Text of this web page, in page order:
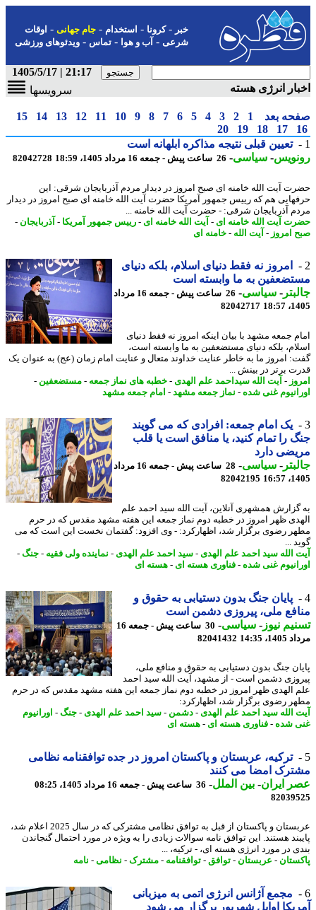
-کرونا-استخدام- جام جهانی-اوقات
شرعی-آب و هوا-تماس-ویدئوهای ورزشی
21:17 | 1405/5/17
انرژی هسته
سرویسها
بعد 1
2
3
4
5
6
7
8
9
10
11
12
13
14
15
17
18
19
20
تعیین قبلی نتیجه مذاکره ابلهانه است
-سیاسی-26 ساعت پیش - جمعه 16 مرداد 1405، 18:59 82042728
آیت الله خامنه ای صبح امروز در دیدار مردم آذربایجان شرقی: این
هم که رییس جمهور آمریکا حضرت آیت الله خامنه ای صبح امروز در دیدار
آذربایجان شرقی: - حضرت آیت الله خامنه ...
آیت الله خامنه ای- آیت الله خامنه ای- رییس جمهور آمریکا- آذربایجان-
امروز- آیت الله-خامنه ای
امروز نه فقط دنیای اسلام، بلکه دنیای
به ما وابسته است
-سیاسی-
26 ساعت پیش - جمعه 16 مرداد
82042717
جمعه مشهد با بیان اینکه امروز نه فقط دنیای
بلکه دنیای مستضعفین به ما وابسته است،
امروز ما به خاطر عنایت خداوند متعال و عنایت امام زمان (عج) به عنوان یک
برتر در بینش ...
- آیت الله سیداحمد علم الهدی-خطبه های نماز جمعه-مستضعفین-
غنی شده-نماز جمعه مشهد-امام جمعه مشهد
یک امام جمعه: افرادی که می گویند
را تمام کنید، یا منافق است یا قلب
دارد
-سیاسی-
28 ساعت پیش - جمعه 16 مرداد
82042195
همشهری آنلاین، آیت الله سید احمد علم
ظهر امروز در خطبه دوم نماز جمعه این هفته مشهد مقدس که در حرم
رضوی برگزار شد، اظهارکرد: - وی افزود: گفتمان نخست این است که می
...
الله سید احمد علم الهدی-سید احمد علم الهدی-نماینده ولی فقیه -جنگ -
غنی شده-فناوری هسته ای- هسته ای
پایان جنگ بدون دستیابی به حقوق و
ملی، پیروزی دشمن است
نیوز-سیاسی-
30 ساعت پیش - جمعه 16
14:35
82041432
جنگ بدون دستیابی به حقوق و منافع ملی،
دشمن است - از مشهد، آیت الله سید احمد
الهدی ظهر امروز در خطبه دوم نماز جمعه این هفته مشهد مقدس که در حرم
رضوی برگزار شد، اظهارکرد:
الله سید احمد علم الهدی-دشمن-سید احمد علم الهدی-جنگ -اورانیوم
شده-فناوری هسته ای- هسته ای
ترکیه، عربستان و پاکستان امروز در جده توافقنامه نظامی
امضا می کنند
ایران- بین الملل-36 ساعت پیش - جمعه 16 مرداد 1405، 08:25
عربستان و پاکستان از قبل به توافق نظامی مشترکی که در سال 2025 اعلام شد،
هستند. این توافق نامه سوالات زیادی را به ویژه در مورد احتمال گنجاندن
در مورد انرژی هسته ای، - ترکیه، ...
-عربستان-توافق-توافقنامه-مشترک- نظامی-نامه
مجمع آژانس انرژی اتمی به میزبانی
اوایل شهریور برگزار می شود